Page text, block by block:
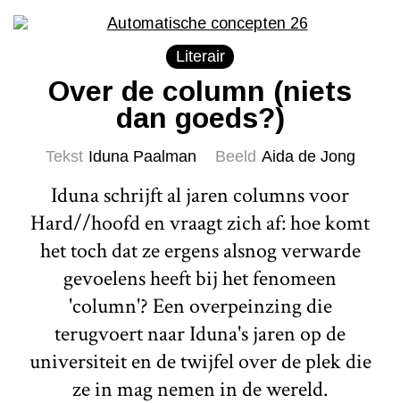
Literair
Over de column (niets
dan goeds?)
Tekst Iduna Paalman Beeld Aida de Jong
Iduna schrijft al jaren columns voor
Hard//hoofd en vraagt zich af: hoe komt
het toch dat ze ergens alsnog verwarde
gevoelens heeft bij het fenomeen
'column'? Een overpeinzing die
terugvoert naar Iduna's jaren op de
universiteit en de twijfel over de plek die
ze in mag nemen in de wereld.